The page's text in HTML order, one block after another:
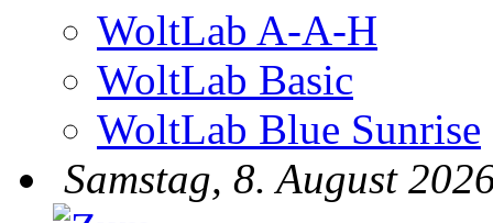
WoltLab A-A-H
WoltLab Basic
WoltLab Blue Sunrise
Samstag, 8. August